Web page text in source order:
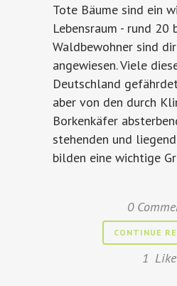
Tote Bäume sind ein
Lebensraum - rund 20
Waldbewohner sind
angewiesen. Viele
Deutschland
aber von den durch
Borkenkäfer
stehenden und
bilden eine wichtige
0
CONTINUE
1 Like